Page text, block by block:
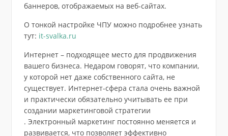
баннеров, отображаемых на веб-сайтах.
О тонкой настройке ЧПУ можно подробнее узнать
тут: it-svalka.ru
Интернет – подходящее место для продвижения
вашего бизнеса. Недаром говорят, что компании,
у которой нет даже собственного сайта, не
существует. Интернет-сфера стала очень важной
и практически обязательно учитывать ее при
создании маркетинговой стратегии
. Электронный маркетинг постоянно меняется и
развивается, что позволяет эффективно